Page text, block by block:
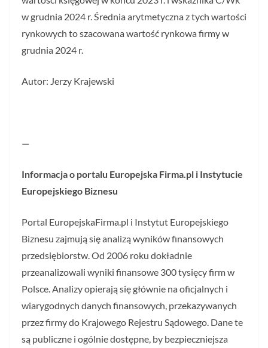
w grudnia 2024 r. Średnia arytmetyczna z tych wartości
rynkowych to szacowana wartość rynkowa firmy w
grudnia 2024 r.
Autor: Jerzy Krajewski
—
Informacja o portalu Europejska Firma.pl i Instytucie
Europejskiego Biznesu
Portal EuropejskaFirma.pl i Instytut Europejskiego
Biznesu zajmują się analizą wyników finansowych
przedsiębiorstw. Od 2006 roku dokładnie
przeanalizowali wyniki finansowe 300 tysięcy firm w
Polsce. Analizy opierają się głównie na oficjalnych i
wiarygodnych danych finansowych, przekazywanych
przez firmy do Krajowego Rejestru Sądowego. Dane te
są publiczne i ogólnie dostępne, by bezpieczniejsza